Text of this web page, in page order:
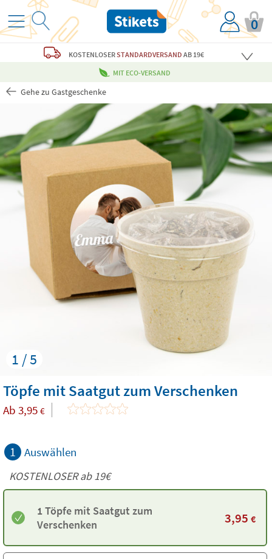
0
KOSTENLOSERSTANDARDVERSAND AB 19€
MIT ECO-VERSAND
Gehe zu Gastgeschenke
1 / 5
Töpfe mit Saatgut zum Verschenken
Ab 3,95 €
1 Auswählen
KOSTENLOSER ab 19€
1 Töpfe mit Saatgut zum
Verschenken
3,95 €